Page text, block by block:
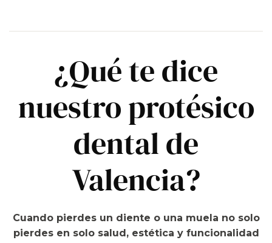
implica ninguna intervención quirúrgica para
reponer la pieza dental perdida.
¿Qué te dice
nuestro protésico
dental de
Valencia?
Cuando pierdes un diente o una muela no solo
pierdes en solo salud, estética y funcionalidad